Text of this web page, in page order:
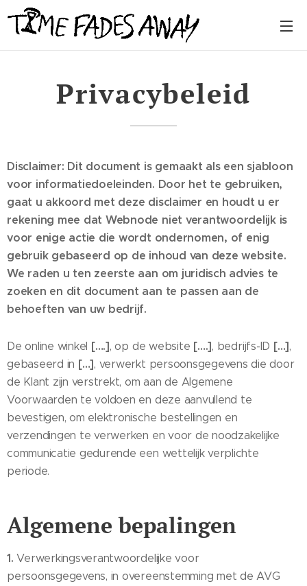
Privacybeleid
Disclaimer: Dit document is gemaakt als een sjabloon
voor informatiedoeleinden. Door het te gebruiken,
gaat u akkoord met deze disclaimer en houdt u er
rekening mee dat Webnode niet verantwoordelijk is
voor enige actie die wordt ondernomen, of enig
gebruik gebaseerd op de inhoud van deze website.
We raden u ten zeerste aan om juridisch advies te
zoeken en dit document aan te passen aan de
behoeften van uw bedrijf.
De online winkel [….], op de website [….], bedrijfs-ID […],
gebaseerd in […], verwerkt persoonsgegevens die door
de Klant zijn verstrekt, om aan de Algemene
Voorwaarden te voldoen en deze aanvullend te
bevestigen, om elektronische bestellingen en
verzendingen te verwerken en voor de noodzakelijke
communicatie gedurende een wettelijk verplichte
periode.
Algemene bepalingen
1.Verwerkingsverantwoordelijke voor
persoonsgegevens, in overeenstemming met de AVG